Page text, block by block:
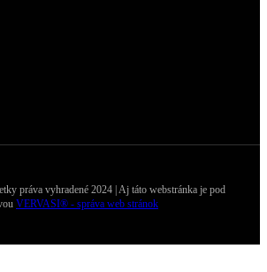
práva vyhradené 2024 | Aj táto webstránka je pod
VERVASI® - správa web stránok